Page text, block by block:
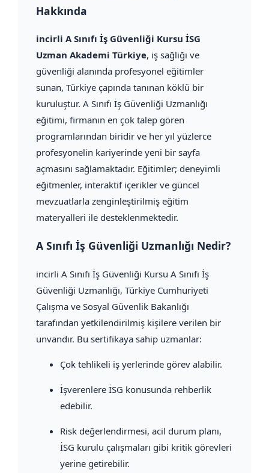
Hakkında
incirli A Sınıfı İş Güvenliği Kursu İSG
Uzman Akademi Türkiye, iş sağlığı ve
güvenliği alanında profesyonel eğitimler
sunan, Türkiye çapında tanınan köklü bir
kuruluştur. A Sınıfı İş Güvenliği Uzmanlığı
eğitimi, firmanın en çok talep gören
programlarından biridir ve her yıl yüzlerce
profesyonelin kariyerinde yeni bir sayfa
açmasını sağlamaktadır. Eğitimler; deneyimli
eğitmenler, interaktif içerikler ve güncel
mevzuatlarla zenginleştirilmiş eğitim
materyalleri ile desteklenmektedir.
A Sınıfı İş Güvenliği Uzmanlığı Nedir?
incirli A Sınıfı İş Güvenliği Kursu A Sınıfı İş
Güvenliği Uzmanlığı, Türkiye Cumhuriyeti
Çalışma ve Sosyal Güvenlik Bakanlığı
tarafından yetkilendirilmiş kişilere verilen bir
unvandır. Bu sertifikaya sahip uzmanlar:
Çok tehlikeli iş yerlerinde görev alabilir.
İşverenlere İSG konusunda rehberlik
edebilir.
Risk değerlendirmesi, acil durum planı,
İSG kurulu çalışmaları gibi kritik görevleri
yerine getirebilir.